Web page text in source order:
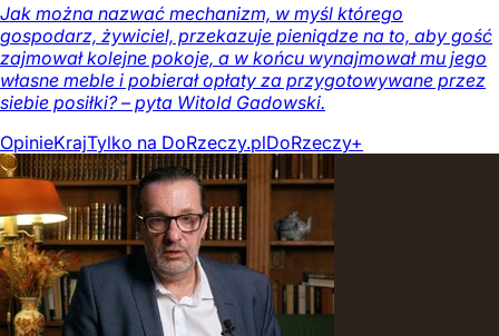
Jak można nazwać mechanizm, w myśl którego
gospodarz, żywiciel, przekazuje pieniądze na to, aby gość
zajmował kolejne pokoje, a w końcu wynajmował mu jego
własne meble i pobierał opłaty za przygotowywane przez
siebie posiłki? – pyta Witold Gadowski.
OpinieKrajTylko na DoRzeczy.plDoRzeczy+